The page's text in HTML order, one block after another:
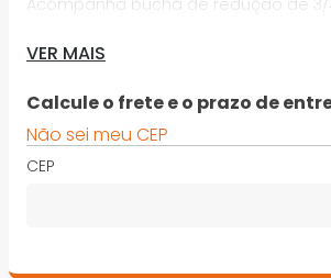
· Indicado para colocação em
Utilizar com engate rápido
*Imagens meramente ilustrativas
VER MAIS
Calcule o frete e o prazo de
Não sei meu CEP
CEP